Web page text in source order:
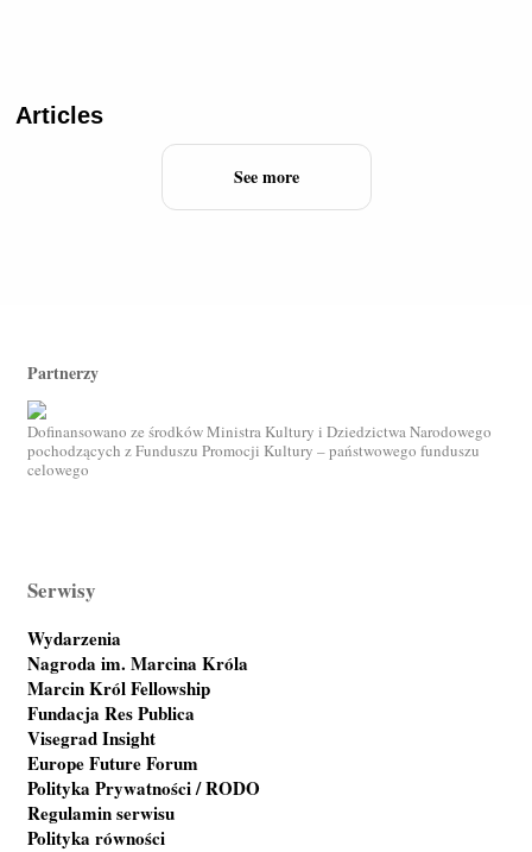
Articles
See more
Partnerzy
Dofinansowano ze środków Ministra Kultury i Dziedzictwa Narodowego
pochodzących z Funduszu Promocji Kultury – państwowego funduszu
celowego
Serwisy
Wydarzenia
Nagroda im. Marcina Króla
Marcin Król Fellowship
Fundacja Res Publica
Visegrad Insight
Europe Future Forum
Polityka Prywatności / RODO
Regulamin serwisu
Polityka równości